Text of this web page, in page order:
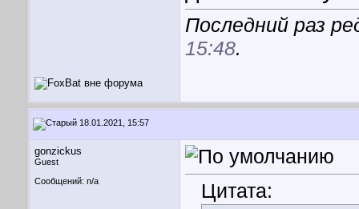
Последний раз
15:48.
18.01.2021, 15:57
gonzickus
Guest
Сообщений: n/a
Цитата: